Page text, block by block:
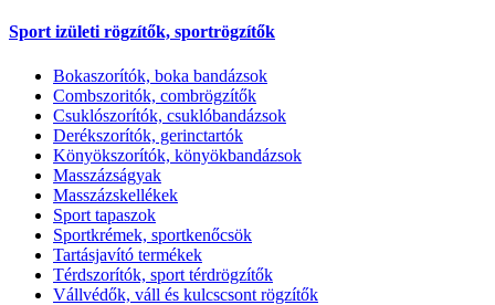
Sport izületi rögzítők, sportrögzítők
Bokaszorítók, boka bandázsok
Combszoritók, combrögzítők
Csuklószorítók, csuklóbandázsok
Derékszorítók, gerinctartók
Könyökszorítók, könyökbandázsok
Masszázságyak
Masszázskellékek
Sport tapaszok
Sportkrémek, sportkenőcsök
Tartásjavító termékek
Térdszorítók, sport térdrögzítők
Vállvédők, váll és kulcscsont rögzítők